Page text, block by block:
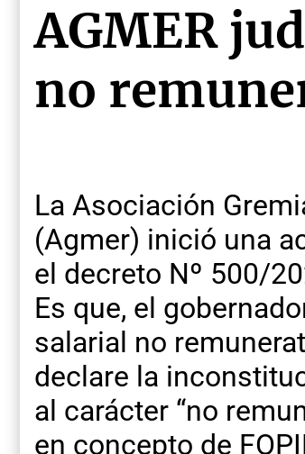
AGMER
no
La Asociación
(Agmer) inició una
el decreto Nº 500/
Es que, el
salarial no
declare la
al carácter “no
en concepto de